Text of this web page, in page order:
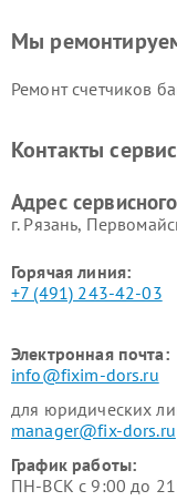
Мы
Ремонт счетчиков
Контакты
Адрес
г. Рязань,
Горячая линия:
+7 (491) 243-42-03
Электронная почта:
info@fixim-dors.ru
для юридических
manager@fix-dors.ru
График работы:
ПН-ВСК с 9:00 до